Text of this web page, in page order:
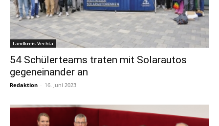
Landkreis Vechta
54 Schülerteams traten mit Solarautos
gegeneinander an
Redaktion - 16. Juni 2023